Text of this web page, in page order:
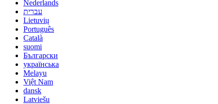
Nederlands
עברית
Lietuvių
Português
Català
suomi
Български
українська
Melayu
Việt Nam
dansk
Latviešu